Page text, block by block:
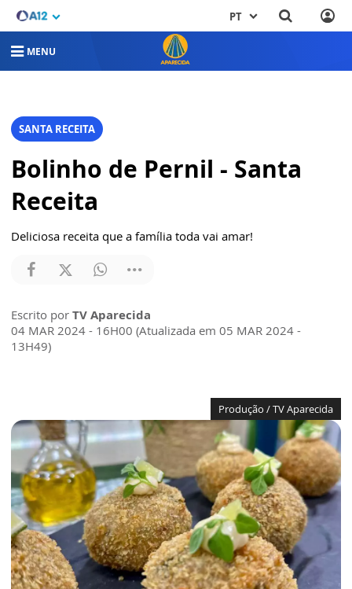
PT
MENU
SANTA RECEITA
Bolinho de Pernil - Santa
Receita
Deliciosa receita que a família toda vai amar!
Escrito por TV Aparecida
04 MAR 2024 - 16H00 (Atualizada em 05 MAR 2024 -
13H49)
Produção / TV Aparecida